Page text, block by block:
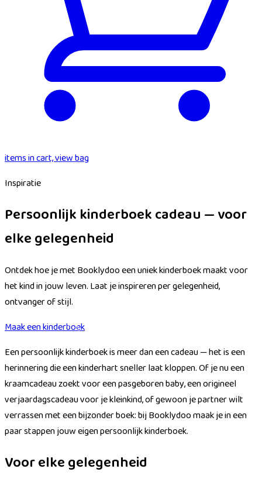
items in cart, view bag
Inspiratie
Persoonlijk kinderboek cadeau — voor
elke gelegenheid
Ontdek hoe je met Booklydoo een uniek kinderboek maakt voor
het kind in jouw leven. Laat je inspireren per gelegenheid,
ontvanger of stijl.
Maak een kinderboek
Een persoonlijk kinderboek is meer dan een cadeau — het is een
herinnering die een kinderhart sneller laat kloppen. Of je nu een
kraamcadeau zoekt voor een pasgeboren baby, een origineel
verjaardagscadeau voor je kleinkind, of gewoon je partner wilt
verrassen met een bijzonder boek: bij Booklydoo maak je in een
paar stappen jouw eigen persoonlijk kinderboek.
Voor elke gelegenheid